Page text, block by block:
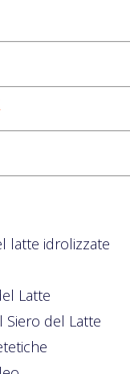
latte idrolizzate
Latte
Siero del Latte